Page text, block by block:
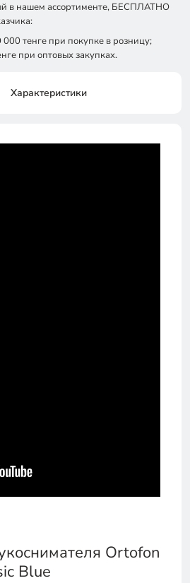
в нашем ассортименте, БЕСПЛАТНО
000 тенге при покупке в розницу;
при оптовых закупках.
Характеристики
Ortofon
Blue